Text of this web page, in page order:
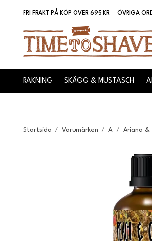
FRI FRAKT PÅ KÖP ÖVER 695 KR ÖVRIGA
RAKNING SKÄGG & MUSTASCH
Startsida / Varumärken / A / Ariana &